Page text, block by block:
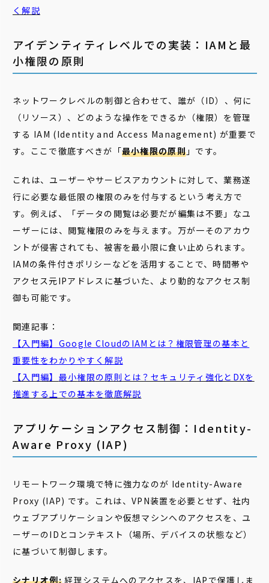
く解説
アイデンティティレベルでの実装：IAMと最
小権限の原則
ネットワークレベルの制御と合わせて、誰が（ID）、何に
（リソース）、どのような操作をできるか（権限）を管理
する IAM (Identity and Access Management) が重要で
す。ここで徹底すべきが「最小権限の原則 」です。
これは、ユーザーやサービスアカウントに対して、業務遂
行に必要な最低限の権限のみを付与するという考え方で
す。例えば、「データの閲覧は必要だが編集は不要」なユ
ーザーには、閲覧権限のみを与えます。万が一そのアカウ
ントが侵害されても、被害を最小限に食い止められます。
IAMの条件付きポリシーなどを活用することで、時間帯や
アクセス元IPアドレスに基づいた、より動的なアクセス制
御も可能です。
関連記事：
【入門編】Google Cloudの IAM とは？権限管理の基本と
重要性をわかりやすく解説
【入門編】 最小権限の原則 とは？セキュリティ強化とDXを
推進する上での基本を徹底解説
アプリケーションアクセス制御：Identity-
Aware Proxy (IAP)
リモートワーク環境で特に強力なのが Identity-Aware
Proxy (IAP) です。これは、VPN装置を必要とせず、社内
ウェブアプリケーションや仮想マシンへのアクセスを、ユ
ーザーのIDとコンテキスト（場所、デバイスの状態など）
に基づいて制御します。
シナリオ例:経理システムへのアクセスを、IAPで保護しま